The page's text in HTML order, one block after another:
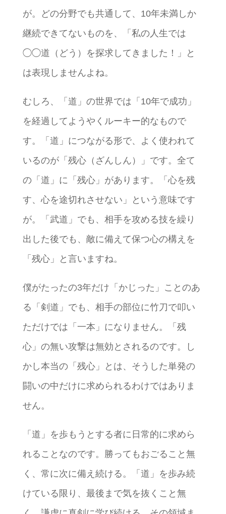
が。どの分野でも共通して、10年未満しか
継続できてないものを、「私の人生では
◯◯道（どう）を探求してきました！」と
は表現しませんよね。
むしろ、「道」の世界では「10年で成功」
を経過してようやくルーキー的なもので
す。「道」につながる形で、よく使われて
いるのが「残心（ざんしん）」です。全て
の「道」に「残心」があります。「心を残
す、心を途切れさせない」という意味です
が。「武道」でも、相手を攻める技を繰り
出した後でも、敵に備えて保つ心の構えを
「残心」と言いますね。
僕がたったの3年だけ「かじった」ことのあ
る「剣道」でも、相手の部位に竹刀で叩い
ただけでは「一本」になりません。「残
心」の無い攻撃は無効とされるのです。し
かし本当の「残心」とは、そうした単発の
闘いの中だけに求められるわけではありま
せん。
「道」を歩もうとする者に日常的に求めら
れることなのです。勝ってもおごること無
く、常に次に備え続ける。「道」を歩み続
けている限り、最後まで気を抜くこと無